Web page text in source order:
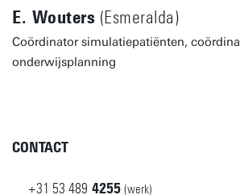
E. Wouters (Esmeralda)
Coördinator simulatiepatiënten,
onderwijsplanning
CONTACT
+31 53 489 4255 (werk)